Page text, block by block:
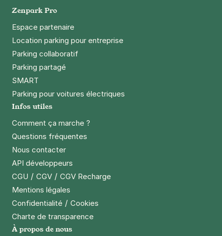
Zenpark Pro
Espace partenaire
Location parking pour entreprise
Parking collaboratif
Parking partagé
SMART
Parking pour voitures électriques
Infos utiles
Comment ça marche ?
Questions fréquentes
Nous contacter
API développeurs
CGU / CGV / CGV Recharge
Mentions légales
Confidentialité / Cookies
Charte de transparence
À propos de nous